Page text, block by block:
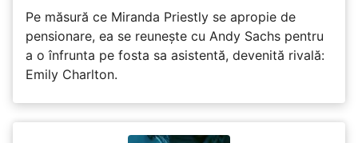
Pe măsură ce Miranda Priestly se apropie de
pensionare, ea se reunește cu Andy Sachs pentru
a o înfrunta pe fosta sa asistentă, devenită rivală:
Emily Charlton.